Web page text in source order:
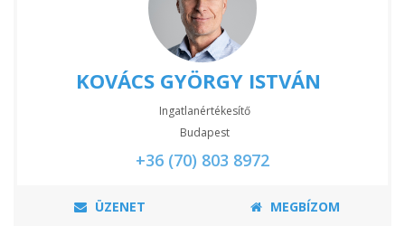
KOVÁCS GYÖRGY ISTVÁN
Ingatlanértékesítő
Budapest
+36 (70) 803 8972
ÜZENET MEGBÍZOM